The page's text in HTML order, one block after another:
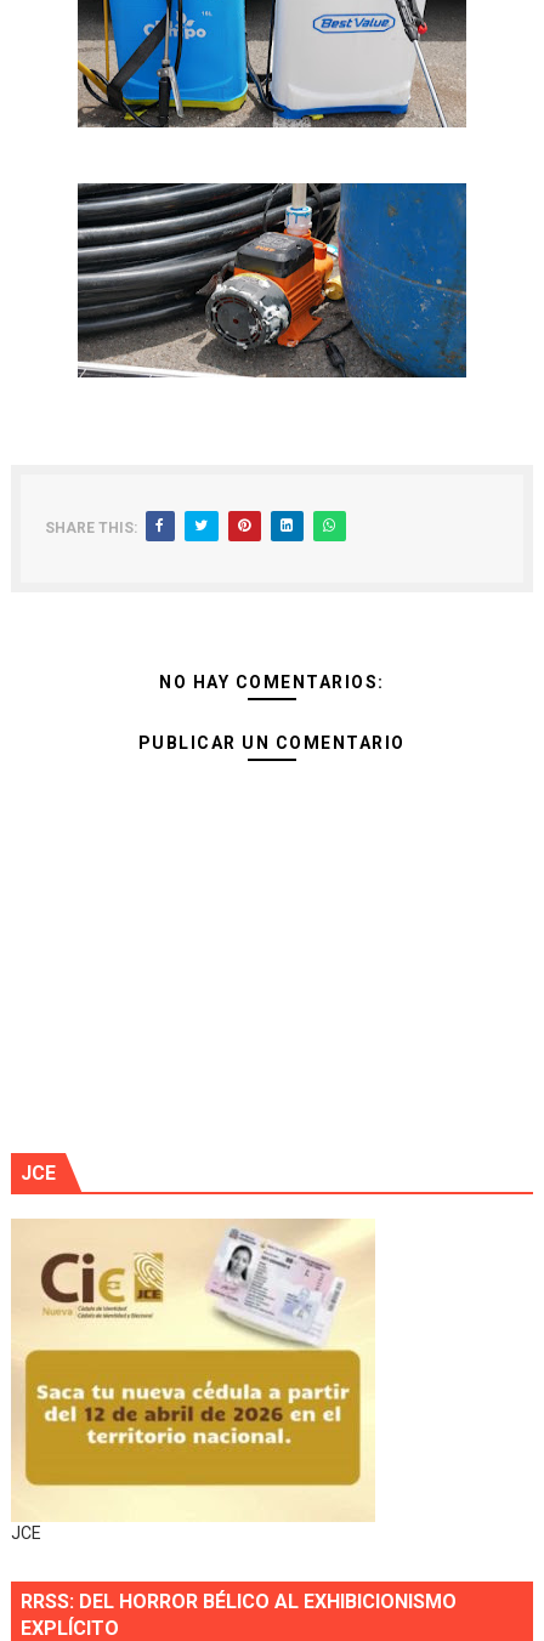
SHARE THIS:
NO HAY COMENTARIOS:
PUBLICAR UN COMENTARIO
JCE
JCE
RRSS: DEL HORROR BÉLICO AL EXHIBICIONISMO
EXPLÍCITO